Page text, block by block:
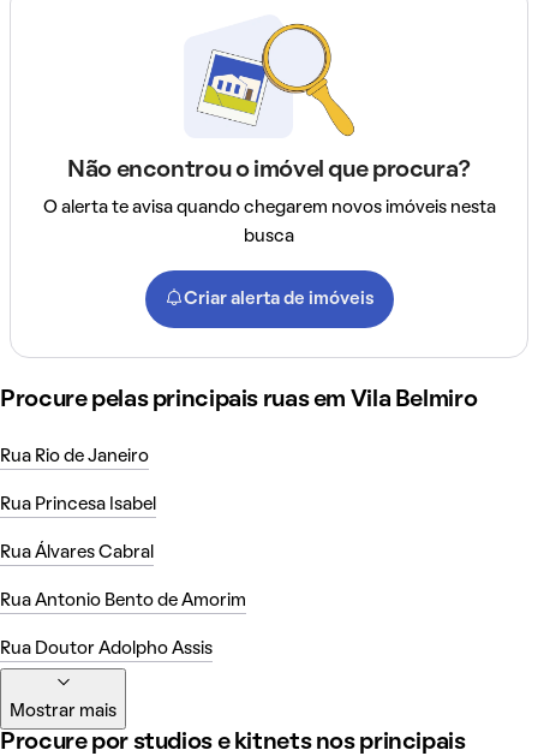
Não encontrou o imóvel que procura?
O alerta te avisa quando chegarem novos imóveis nesta
busca
Criar alerta de imóveis
Procure pelas principais ruas em Vila Belmiro
Rua Rio de Janeiro
Rua Princesa Isabel
Rua Álvares Cabral
Rua Antonio Bento de Amorim
Rua Doutor Adolpho Assis
Mostrar mais
Procure por studios e kitnets nos principais